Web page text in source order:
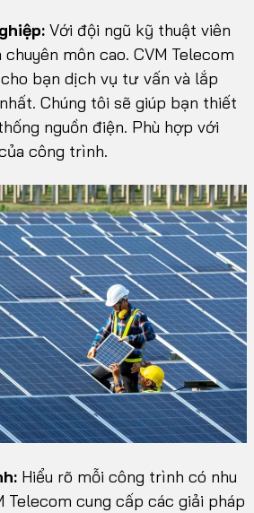
Với đội ngũ kỹ thuật viên
môn cao. CVM Telecom
bạn dịch vụ tư vấn và lắp
Chúng tôi sẽ giúp bạn thiết
nguồn điện. Phù hợp với
công trình.
Hiểu rõ mỗi công trình có nhu
Telecom cung cấp các giải pháp